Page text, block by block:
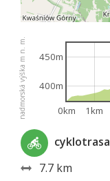
nadmorská výška m n. m. 0km 1km
400m
450m
cyklotrasa
7.7 km